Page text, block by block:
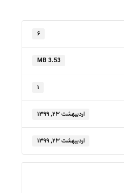
۶
3.53 MB
۱
اردیبهشت ۲۳, ۱۳۹۹
اردیبهشت ۲۳, ۱۳۹۹